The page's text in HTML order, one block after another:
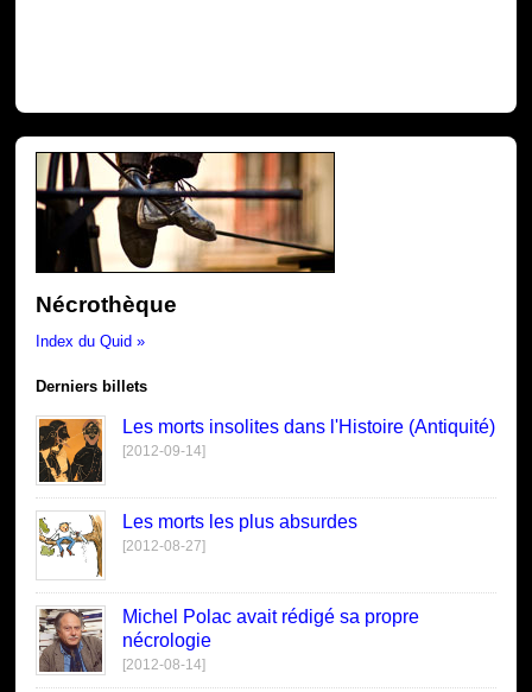
Nécrothèque
Index du Quid »
Derniers billets
Les morts insolites dans l'Histoire (Antiquité)
[2012-09-14]
Les morts les plus absurdes
[2012-08-27]
Michel Polac avait rédigé sa propre
nécrologie
[2012-08-14]